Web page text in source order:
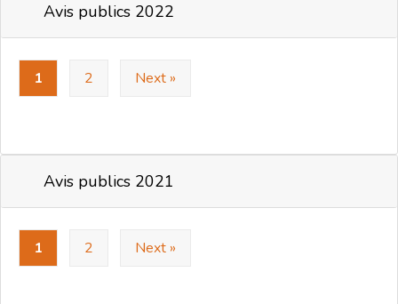
Avis publics 2022
1 2 Next »
Avis publics 2021
1 2 Next »